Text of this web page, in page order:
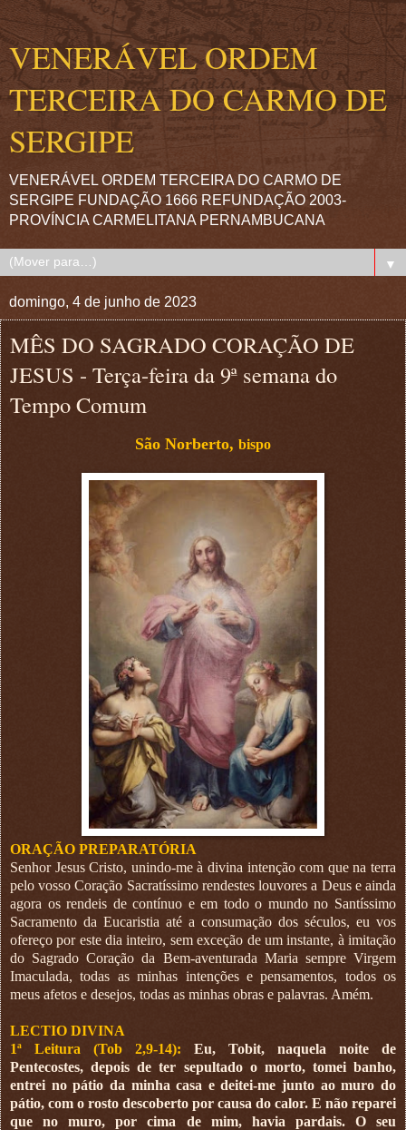
VENERÁVEL ORDEM
TERCEIRA DO CARMO DE
SERGIPE
VENERÁVEL ORDEM TERCEIRA DO CARMO DE
SERGIPE FUNDAÇÃO 1666 REFUNDAÇÃO 2003-
PROVÍNCIA CARMELITANA PERNAMBUCANA
▼
domingo, 4 de junho de 2023
MÊS DO SAGRADO CORAÇÃO DE
JESUS - Terça-feira da 9ª semana do
Tempo Comum
São Norberto, bispo
ORAÇÃO PREPARATÓRIA
Senhor Jesus Cristo, unindo-me à divina intenção com que na terra
pelo vosso Coração Sacratíssimo rendestes louvores a Deus e ainda
agora os rendeis de contínuo e em todo o mundo no Santíssimo
Sacramento da Eucaristia até a consumação dos séculos, eu vos
ofereço por este dia inteiro, sem exceção de um instante, à imitação
do Sagrado Coração da Bem-aventurada Maria sempre Virgem
Imaculada, todas as minhas intenções e pensamentos, todos os
meus afetos e desejos, todas as minhas obras e palavras. Amém.
LECTIO DIVINA
1ª Leitura (Tob 2,9-14): Eu, Tobit, naquela noite de
Pentecostes, depois de ter sepultado o morto, tomei banho,
entrei no pátio da minha casa e deitei-me junto ao muro do
pátio, com o rosto descoberto por causa do calor. E não reparei
que no muro, por cima de mim, havia pardais. O seu